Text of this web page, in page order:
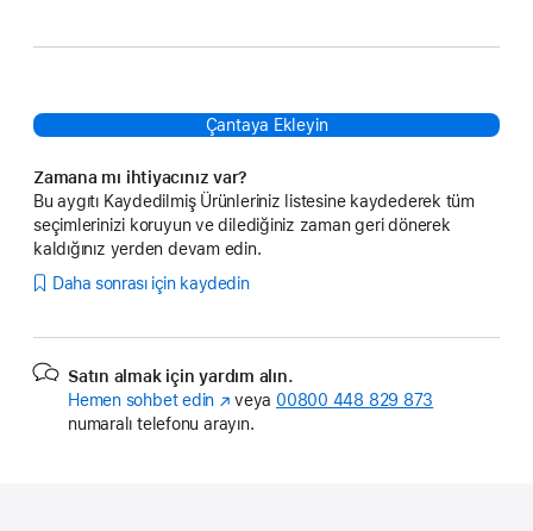
Çantaya Ekleyin
Zamana mı ihtiyacınız var?
Bu aygıtı Kaydedilmiş Ürünleriniz listesine kaydederek tüm
seçimlerinizi koruyun ve dilediğiniz zaman geri dönerek
kaldığınız yerden devam edin.
Daha sonrası için kaydedin
Satın almak için yardım alın.
Hemen sohbet edin (Yeni
pencerede
veya 00800 448 829 873
numaralı telefonu arayın.